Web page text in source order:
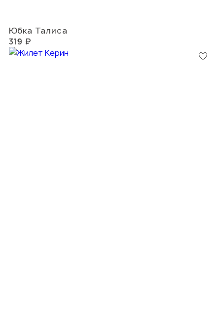
Юбка Талиса
319 ₽